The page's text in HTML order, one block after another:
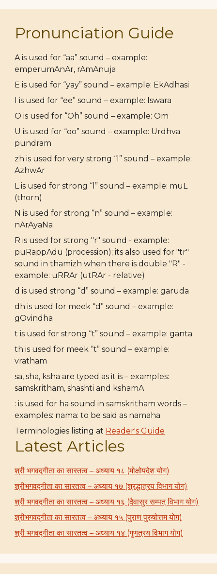
Pronunciation Guide
A is used for “aa” sound – example:
emperumAnAr, rAmAnuja
E is used for “yay” sound – example: EkAdhasi
I is used for “ee” sound – example: Iswara
O is used for “Oh” sound – example: Om
U is used for “oo” sound – example: Urdhva
pundram
zh is used for very strong “l” sound – example:
AzhwAr
L is used for strong “l” sound – example: muL
(thorn)
N is used for strong “n” sound – example:
nArAyaNa
R is used for strong "r" sound - example:
puRappAdu (procession); its also used for "tr"
sound in thamizh when there is double "R" -
example: uRRAr (utRAr - relative)
d is used strong “d” sound – example: garuda
dh is used for meek “d” sound – example:
gOvindha
t is used for strong “t” sound – example: ganta
th is used for meek “t” sound – example:
vratham
sa, sha, ksha are typed as it is – examples:
samskritham, shashti and kshamA
: is used for ha sound in samskritham words –
examples: nama: to be said as namaha
Terminologies listing at Reader's Guide
Latest Articles
श्री भगवद्गीता का सारतत्व – अध्याय १८ (मोक्षोपदेश योग)
श्रीभगवद्गीता का सारतत्व – अध्याय १७ (श्रद्धात्रय विभाग योग)
श्री भगवद्गीता का सारतत्व – अध्याय १६ (दैवासुर सम्पत् विभाग योग)
श्रीभगवद्गीता का सारतत्व – अध्याय १५ (पुराण पुरुषोत्तम योग)
श्री भगवद्गीता का सारतत्व – अध्याय १४ (गुणत्रय विभाग योग)